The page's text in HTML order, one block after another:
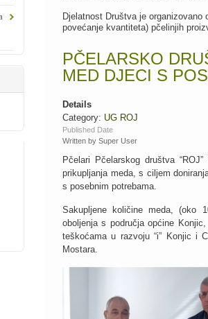
Djelatnost Društva je
povećanje kvantiteta) pčelinjih
PČELARSKO
MED DJECI S
Details
Category: UG ROJ
Published Date
Written by Super User
Pčelari Pčelarskog društva
prikupljanja meda, s ciljem
s posebnim potrebama.
Sakupljene količine meda, (oko
oboljenja s područja općine
teškoćama u razvoju “i” Konjic i
Mostara.